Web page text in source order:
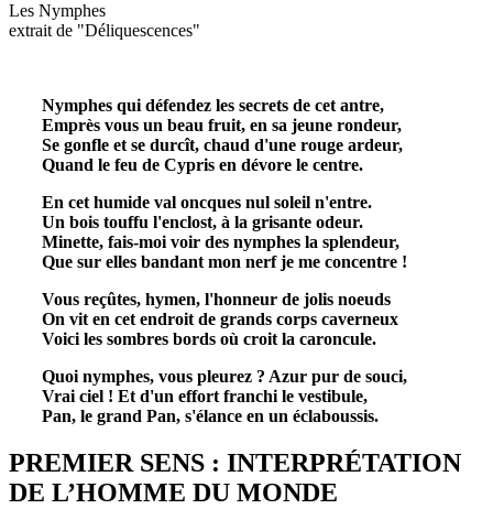
Les Nymphes
extrait de "Déliquescences"
Nymphes qui défendez les secrets de cet antre,
Emprès vous un beau fruit, en sa jeune rondeur,
Se gonfle et se durcît, chaud d'une rouge ardeur,
Quand le feu de Cypris en dévore le centre.
En cet humide val oncques nul soleil n'entre.
Un bois touffu l'enclost, à la grisante odeur.
Minette, fais-moi voir des nymphes la splendeur,
Que sur elles bandant mon nerf je me concentre !
Vous reçûtes, hymen, l'honneur de jolis noeuds
On vit en cet endroit de grands corps caverneux
Voici les sombres bords où croit la caroncule.
Quoi nymphes, vous pleurez ? Azur pur de souci,
Vrai ciel ! Et d'un effort franchi le vestibule,
Pan, le grand Pan, s'élance en un éclaboussis.
PREMIER SENS : INTERPRÉTATION
DE L’HOMME DU MONDE